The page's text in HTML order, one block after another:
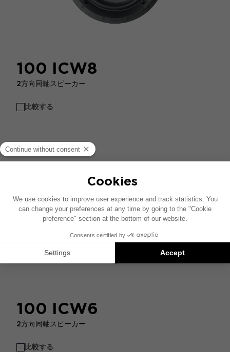
100 ICW8
2方向同軸スピーカー
比較する
100 ICW6
2方向同軸スピーカー
比較する